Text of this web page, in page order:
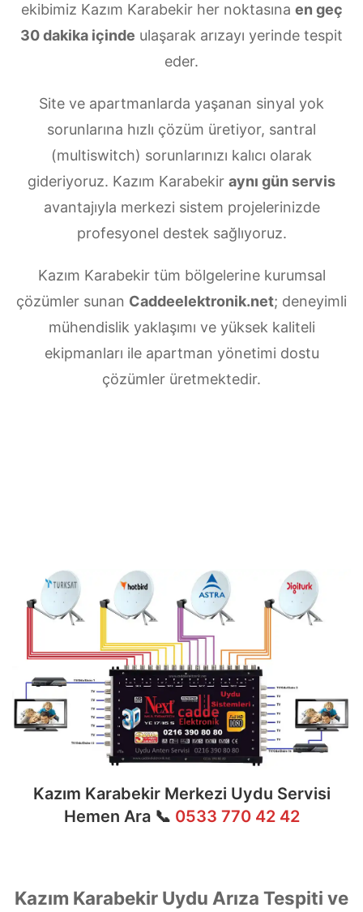
ekibimiz Kazım Karabekir her noktasına en geç
30 dakika içinde ulaşarak arızayı yerinde tespit
eder.
Site ve apartmanlarda yaşanan sinyal yok
sorunlarına hızlı çözüm üretiyor, santral
(multiswitch) sorunlarınızı kalıcı olarak
gideriyoruz. Kazım Karabekir aynı gün servis
avantajıyla merkezi sistem projelerinizde
profesyonel destek sağlıyoruz.
Kazım Karabekir tüm bölgelerine kurumsal
çözümler sunan Caddeelektronik.net; deneyimli
mühendislik yaklaşımı ve yüksek kaliteli
ekipmanları ile apartman yönetimi dostu
çözümler üretmektedir.
Kazım Karabekir Merkezi Uydu Servisi
Hemen Ara 📞 0533 770 42 42
Kazım Karabekir Uydu Arıza Tespiti ve